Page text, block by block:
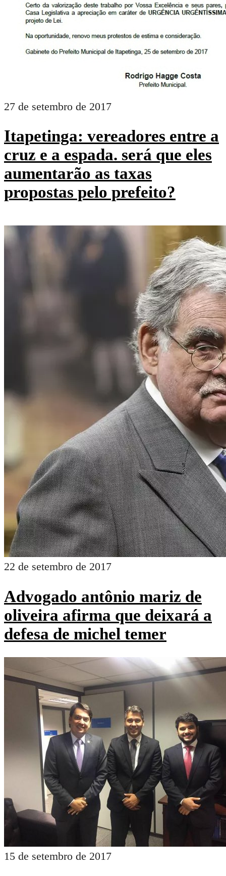
27 de setembro de 2017
Itapetinga: vereadores entre a
cruz e a espada. será que eles
aumentarão as taxas
propostas pelo prefeito?
22 de setembro de 2017
Advogado antônio mariz de
oliveira afirma que deixará a
defesa de michel temer
15 de setembro de 2017